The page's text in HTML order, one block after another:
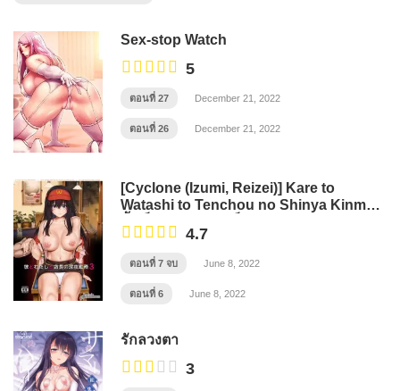
Sex-stop Watch
5
ตอนที่ 27 December 21, 2022
ตอนที่ 26 December 21, 2022
[Cyclone (Izumi, Reizei)] Kare to
Watashi to Tenchou no Shinya Kinmu –
4.7
ตอนที่ 7 จบ June 8, 2022
ตอนที่ 6 June 8, 2022
รักลวงตา
3